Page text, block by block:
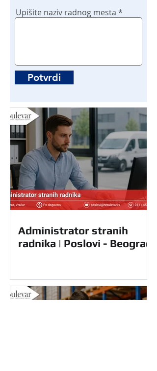
Upišite naziv radnog mesta
Potvrdi
Administrator stranih
radnika | Poslovi - Beograd